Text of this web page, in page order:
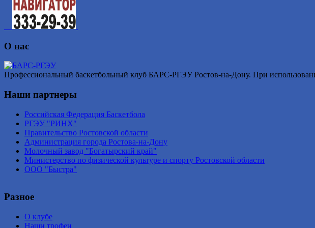
О нас
Профессиональный баскетбольный клуб БАРС-РГЭУ Ростов-на-Дону. При
Наши партнеры
Российская Федерация Баскетбола
РГЭУ "РИНХ"
Правительство Ростовской области
Администрация города Ростова-на-Дону
Молочный завод "Богатырский край"
Министерство по физической культуре и спорту Ростовской области
ООО "Быстра"
Разное
О клубе
Наши трофеи